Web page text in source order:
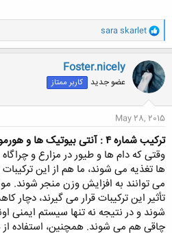
و
ا
ک
ن
ش
ه
ا
sara skarlet
Foster.nicely
عضو جدید کاربر ممتاز
May 28, 2015
ترکیب شماره ۴ : آنتی بیوتیک ها و هورمون ها
وقتی که دام ها و طیور در مزارع و
ها تغذیه می شوند، ما هم از این
می توانند به افزایش وزن منجر
شوند و در نتیجه نه تنها سیستم ایمنی
چاقی هم می شوند. همچنین، استفاده